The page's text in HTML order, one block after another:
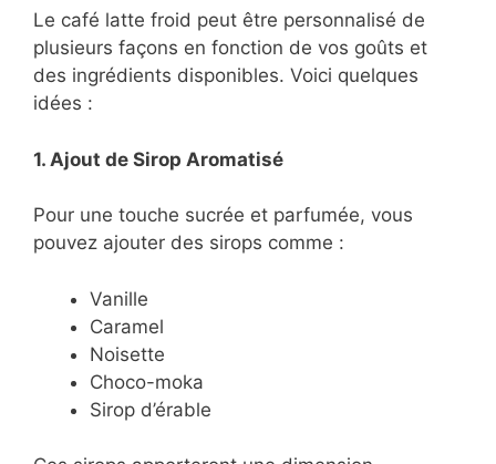
Le café latte froid peut être personnalisé de
plusieurs façons en fonction de vos goûts et
des ingrédients disponibles. Voici quelques
idées :
1. Ajout de Sirop Aromatisé
Pour une touche sucrée et parfumée, vous
pouvez ajouter des sirops comme :
Vanille
Caramel
Noisette
Choco-moka
Sirop d’érable